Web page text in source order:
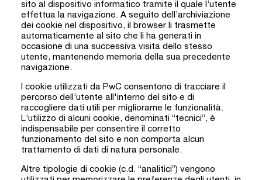
sito al dispositivo informatico tramite il quale l’utente
effettua la navigazione. A seguito dell’archiviazione
dei cookie nel dispositivo, il browser li trasmette
automaticamente al sito che li ha generati in
occasione di una successiva visita dello stesso
utente, mantenendo memoria della sua precedente
navigazione.
I cookie utilizzati da PwC consentono di tracciare il
percorso dell’utente all'interno del sito e di
raccogliere dati utili per migliorarne le funzionalità.
L’utilizzo di alcuni cookie, denominati “tecnici”, è
indispensabile per consentire il corretto
funzionamento del sito e non comporta alcun
trattamento di dati di natura personale.
Altre tipologie di cookie (c.d. “analitici”) vengono